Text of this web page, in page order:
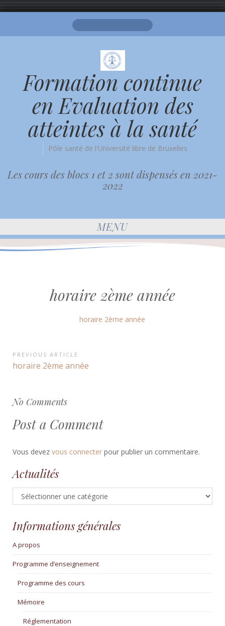
Formation continue
en Evaluation des
atteintes à la santé
Pôle santé de l'Université libre de Bruxelles
Les cours des blocs 1 et 2 sont dispensés en 2021-
2022
MENU
horaire 2ème année
horaire 2ème année
Navigation
de
PREVIOUS ARTICLE
Previous
horaire 2ème année
No Comments
Post a Comment
Vous devez vous connecter pour publier un commentaire.
Actualités
Actualités
Informations générales
A propos
Programme d’enseignement
Programme des cours
Mémoire
Réglementation